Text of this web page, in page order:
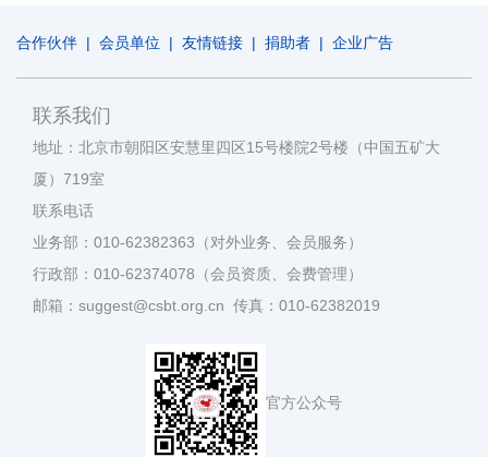
合作伙伴 | 会员单位 | 友情链接 | 捐助者 | 企业广告
联系我们
地址：北京市朝阳区安慧里四区15号楼院2号楼（中国五矿大
厦）719室
联系电话
业务部：010-62382363（对外业务、会员服务）
行政部：010-62374078（会员资质、会费管理）
邮箱：suggest@csbt.org.cn 传真：010-62382019
官方公众号